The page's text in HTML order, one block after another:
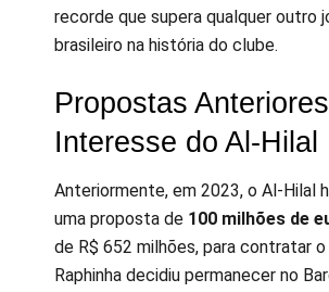
recorde que supera qualquer outro
brasileiro na história do clube.
Propostas
Interesse do Al-Hilal
Anteriormente, em 2023, o Al-Hilal
uma proposta de 100 milhões de
de R$ 652 milhões, para contratar o
Raphinha decidiu permanecer no